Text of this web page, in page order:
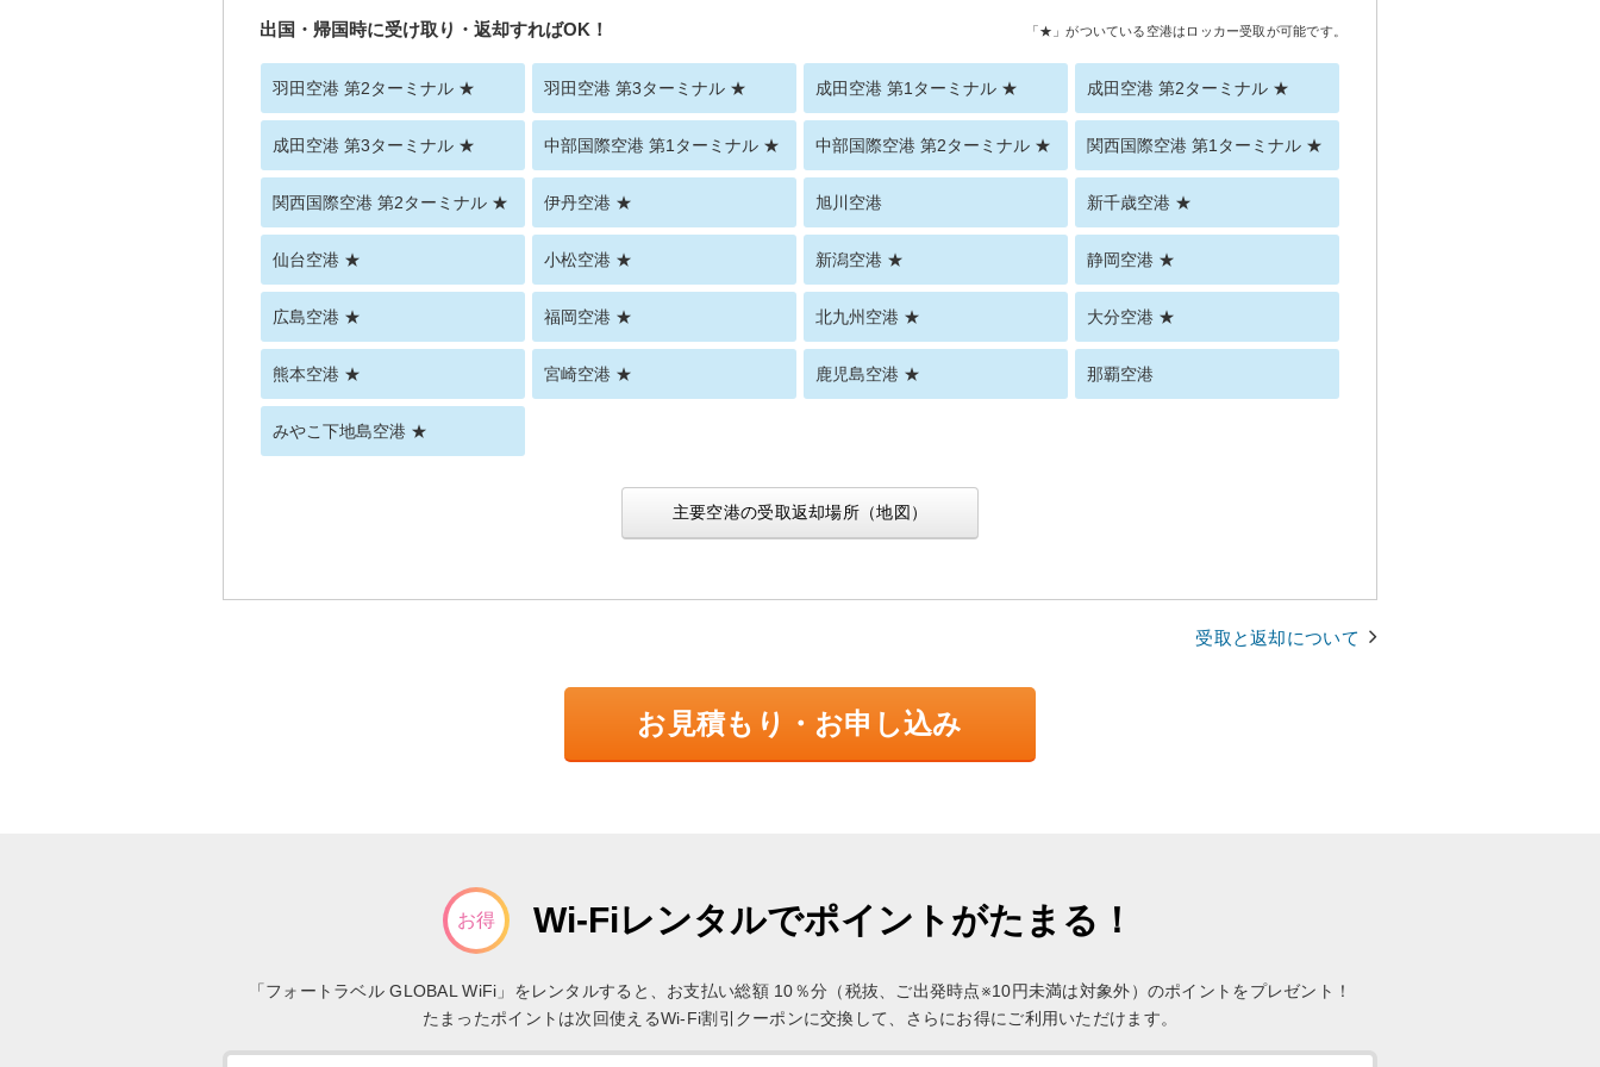
出国・帰国時に受け取り・返却すればOK！ 「★」がついている空港はロッカー受取が可能です。
羽田空港 第2ターミナル ★ 羽田空港 第3ターミナル ★ 成田空港 第1ターミナル ★ 成田空港 第2ターミナル ★
成田空港 第3ターミナル ★ 中部国際空港 第1ターミナル ★ 中部国際空港 第2ターミナル ★ 関西国際空港 第1ターミナル ★
関西国際空港 第2ターミナル ★ 伊丹空港 ★ 旭川空港 新千歳空港 ★
仙台空港 ★ 小松空港 ★ 新潟空港 ★ 静岡空港 ★
広島空港 ★ 福岡空港 ★ 北九州空港 ★ 大分空港 ★
熊本空港 ★ 宮崎空港 ★ 鹿児島空港 ★ 那覇空港
みやこ下地島空港 ★
主要空港の受取返却場所（地図）
受取と返却について
お見積もり・お申し込み
お得 Wi-Fiレンタルでポイントがたまる！
「フォートラベル GLOBAL WiFi」をレンタルすると、お支払い総額 10％分（税抜、ご出発時点※10円未満は対象外）のポイントをプレゼント！
たまったポイントは次回使えるWi-Fi割引クーポンに交換して、さらにお得にご利用いただけます。